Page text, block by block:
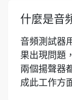
什麼是音
音頻測試器
果出現問題
兩個揚聲器
成此工作方